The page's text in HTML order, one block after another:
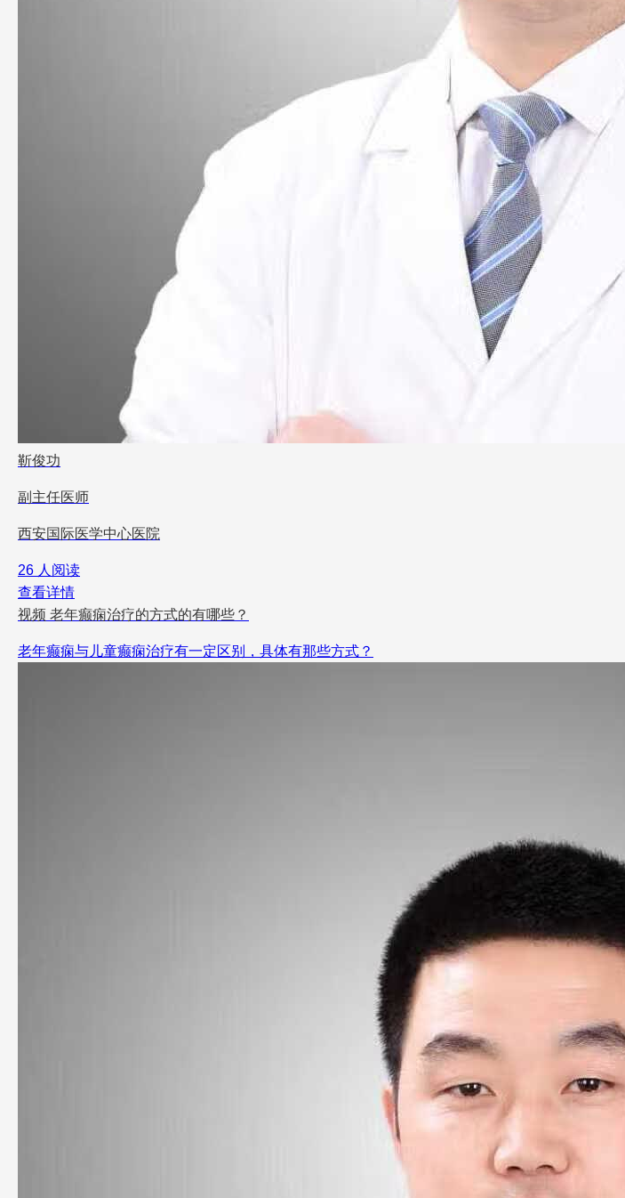
靳俊功
副主任医师
西安国际医学中心医院
26 人阅读
查看详情
视频 老年癫痫治疗的方式的有哪些？
老年癫痫与儿童癫痫治疗有一定区别，具体有那些方式？